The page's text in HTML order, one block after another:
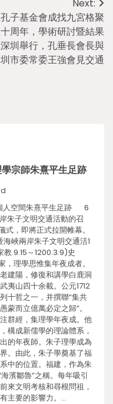
Next:
子基金會成找九宮格聚
周年，學術研討暨結果
圳舉行，孔垂長會長與
市委常委王強會見交通
宗師朱熹平生足跡
人空間朱熹平生足跡 6
朱子文明交通活動的召
，即將正式拉開帷幕。
朱子文明交通活1
.9.15～1200.3.9)史
理學思惟集年夜成者。
建陽，修復和講學白鹿洞
夷山四十余載。公元1712
十哲之一，并撰聯“集共
蒙而立億萬必定之歸”。
群經，集理學年夜成。他
構成新儒學的理論體系，
的年夜師。朱子理學成為
。由此，朱子學奠基了福
中的位置。福建，作為朱
濱鄒魯”之稱。每年吸引
來文明考核和尋根問祖，
主要的影響力。…